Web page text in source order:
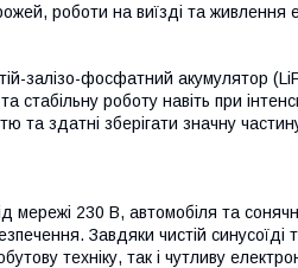
роботи на виїзді та живлення
залізо-фосфатний акумулятор
стабільну роботу навіть при
та здатні зберігати значну
мережі 230 В, автомобіля та
Завдяки чистій синусоїді
техніку, так і чутливу